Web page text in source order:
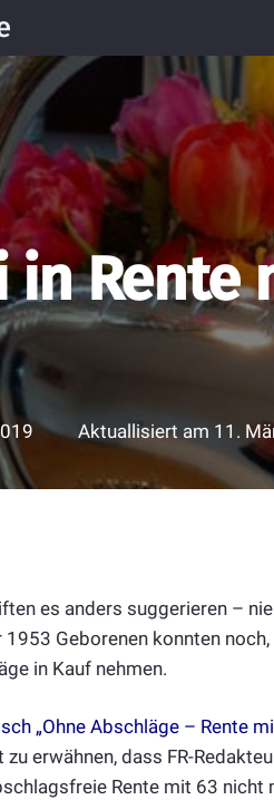
Rente
Aktuallisiert am 11.
es anders suggerieren –
Geborenen konnten
in Kauf nehmen.
„Ohne Abschläge – Rente
erwähnen, dass FR-
Rente mit 63 nicht